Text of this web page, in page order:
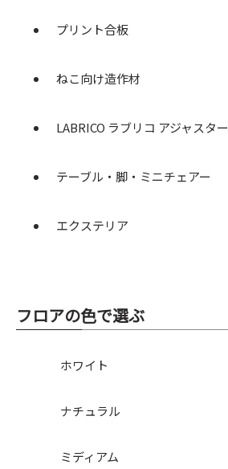
プリント合板
ねこ向け造作材
LABRICO ラブリコ アジャスター
テーブル・脚・ミニチェアー
エクステリア
フロアの色で選ぶ
ホワイト
ナチュラル
ミディアム